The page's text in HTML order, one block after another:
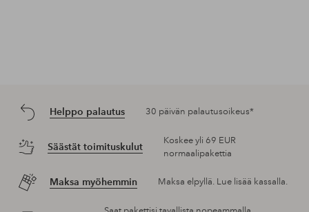
Helppo palautus 30 päivän palautusoikeus*
Säästät toimituskulut
Koskee yli 69 EUR
normaalipakettia
Maksa myöhemmin Maksa elpyllä. Lue lisää kassalla.